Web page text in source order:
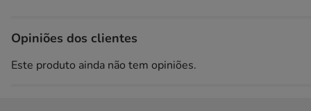
Opiniões dos clientes
Este produto ainda não tem opiniões.